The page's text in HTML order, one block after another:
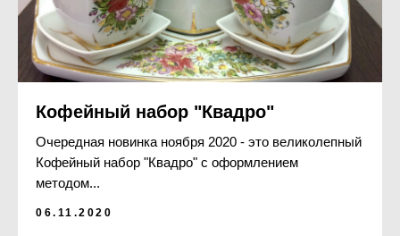
Кофейный набор "Квадро"
Очередная новинка ноября 2020 - это великолепный
Кофейный набор "Квадро" с оформлением
методом...
06.11.2020